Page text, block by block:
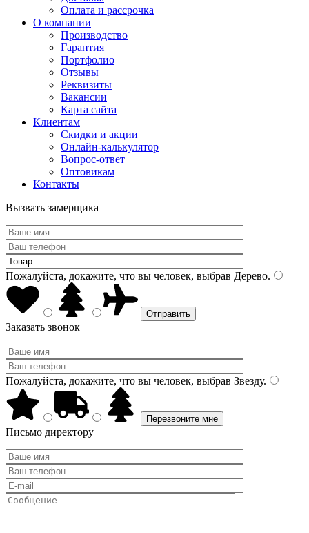
Оплата и рассрочка
О компании
Производство
Гарантия
Портфолио
Отзывы
Реквизиты
Вакансии
Карта сайта
Клиентам
Скидки и акции
Онлайн-калькулятор
Вопрос-ответ
Оптовикам
Контакты
Вызвать замерщика
Пожалуйста, докажите, что вы человек, выбрав Дерево.
Заказать звонок
Пожалуйста, докажите, что вы человек, выбрав Звезду.
Письмо директору